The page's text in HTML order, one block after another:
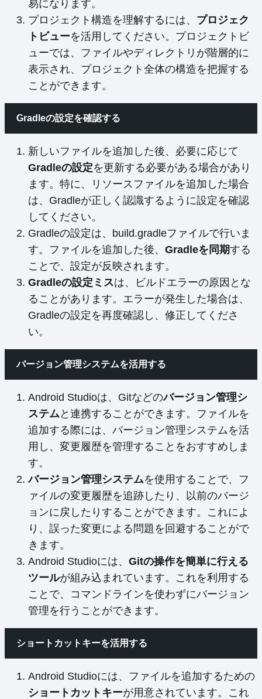
易になります。
プロジェクト構造を理解するには、 プロジェク
トビューを活用してください。プロジェクトビ
ューでは、ファイルやディレクトリが階層的に
表示され、プロジェクト全体の構造を把握する
ことができます。
Gradleの設定を確認する
新しいファイルを追加した後、必要に応じて
Gradleの設定を更新する必要がある場合があり
ます。特に、リソースファイルを追加した場合
は、Gradleが正しく認識するように設定を確認
してください。
Gradleの設定は、build.gradleファイルで行いま
す。ファイルを追加した後、 Gradleを同期する
ことで、設定が反映されます。
Gradleの設定ミスは、ビルドエラーの原因とな
ることがあります。エラーが発生した場合は、
Gradleの設定を再度確認し、修正してくださ
い。
バージョン管理システムを活用する
Android Studioは、Gitなどのバージョン管理シ
ステム と連携することができます。ファイルを
追加する際には、バージョン管理システムを活
用し、変更履歴を管理することをおすすめしま
す。
バージョン管理システムを使用することで、フ
ァイルの変更履歴を追跡したり、以前のバージ
ョンに戻したりすることができます。これによ
り、誤った変更による問題を回避することがで
きます。
Android Studioには、 Gitの操作を簡単に行える
ツールが組み込まれています。これを利用する
ことで、コマンドラインを使わずにバージョン
管理を行うことができます。
ショートカットキーを活用する
Android Studioには、ファイルを追加するための
ショートカットキーが用意されています。これ